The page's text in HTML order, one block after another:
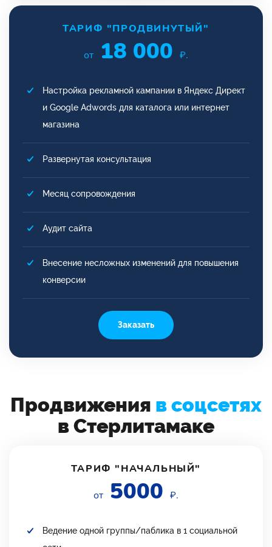
ТАРИФ "ПРОДВИНУТЫЙ"
от 18 000 ₽.
Настройка рекламной кампании в Яндекс Директ
и Google Adwords для каталога или интернет
магазина
Развернутая консультация
Месяц сопровождения
Аудит сайта
Внесение несложных изменений для повышения
конверсии
Заказать
Продвижения в соцсетях
в Стерлитамаке
ТАРИФ "НАЧАЛЬНЫЙ"
от 5000 ₽.
Ведение одной группы/паблика в 1 социальной